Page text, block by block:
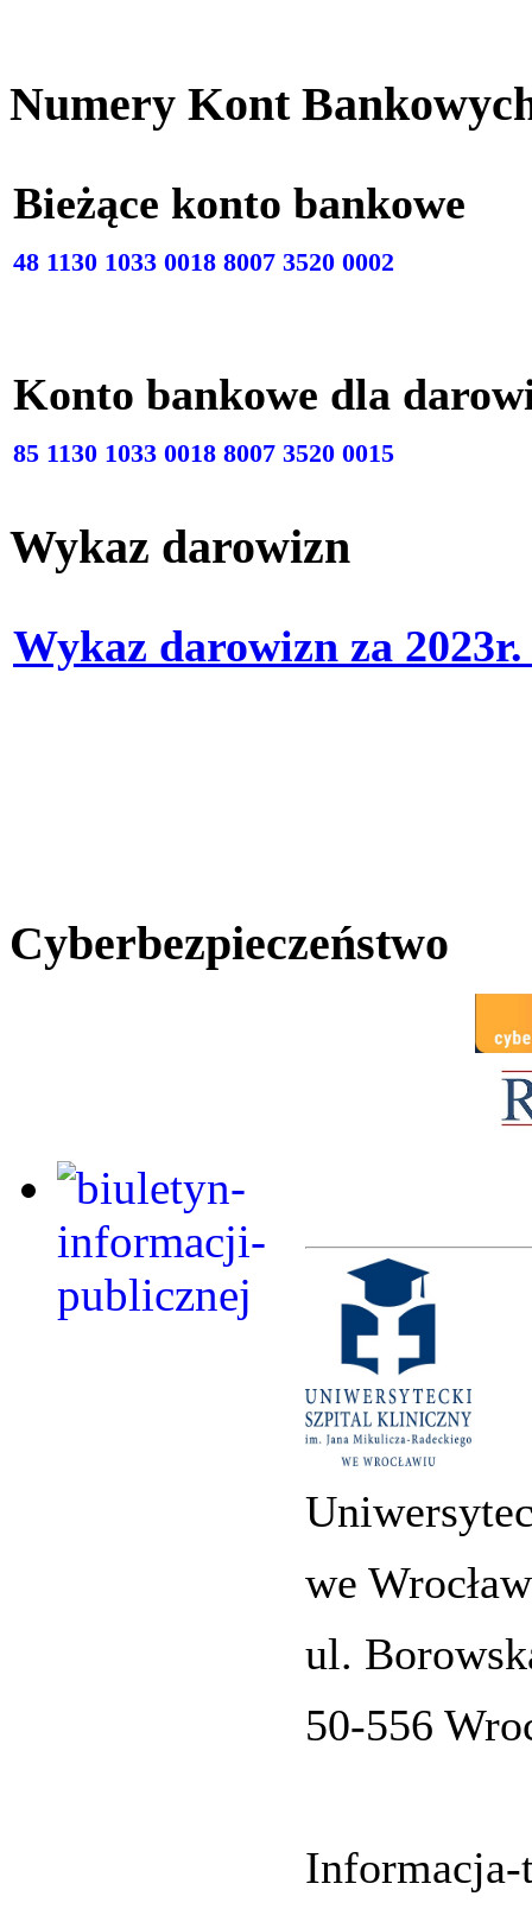
Numery Kont
Bieżące konto
48 1130 1033 0018 8007 3520 0002
Konto bankowe dla
85 1130 1033 0018 8007 3520 0015
Wykaz darowizn
Wykaz darowizn za
Cyberbezpieczeństwo
we
ul.
50-556
Informacja-